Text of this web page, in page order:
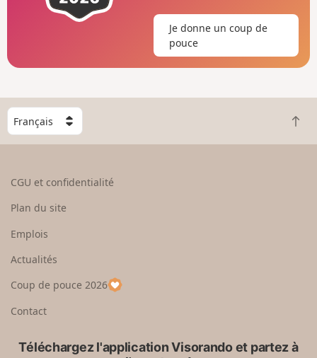
Je donne un coup de
pouce
C
h
o
e
u
p
a
R
e
CGU et confidentialité
Plan du site
Emplois
Actualités
Coup de pouce 2026
Contact
Téléchargez l'application Visorando et partez à